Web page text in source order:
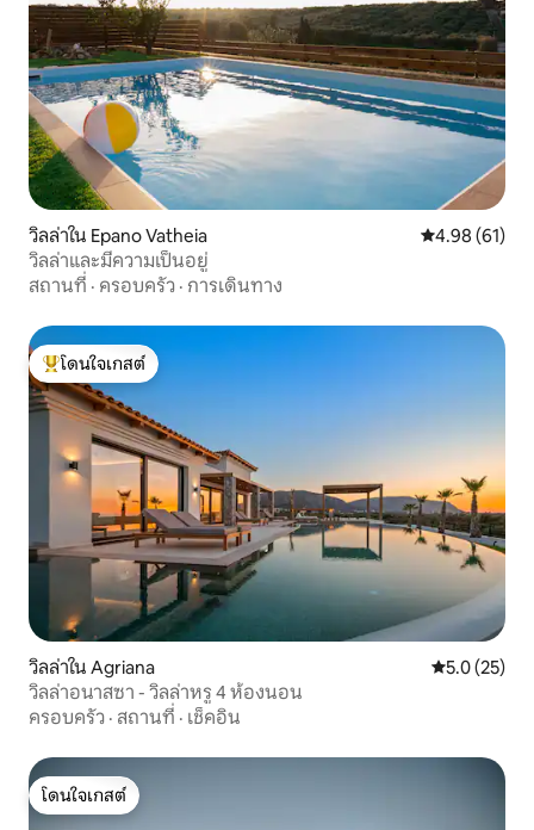
วิลล่าใน Epano Vatheia คะแนนเฉลี่ย
4.98 (61)
วิลล่าและมีความเป็นอยู่
สถานที่ · ครอบครัว · การเดินทาง
โดนใจเกสต์ที่สุด
โดนใจเกสต์
วิลล่าใน Agriana คะแนนเฉลี่ย
5.0 (25)
วิลล่าอนาสซา - วิลล่าหรู 4 ห้องนอน
ครอบครัว · สถานที่ · เช็คอิน
โดนใจเกสต์
โดนใจเกสต์